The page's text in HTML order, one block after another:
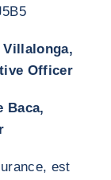
Officer
Baca,
est